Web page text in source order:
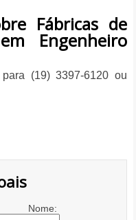
Fábricas de
Engenheiro
(19) 3397-6120 ou
Nome: